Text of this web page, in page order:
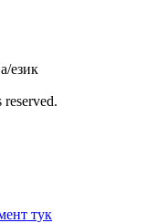
език
тук